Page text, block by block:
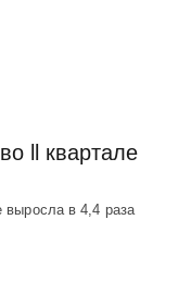
ll квартале
выросла в 4,4 раза